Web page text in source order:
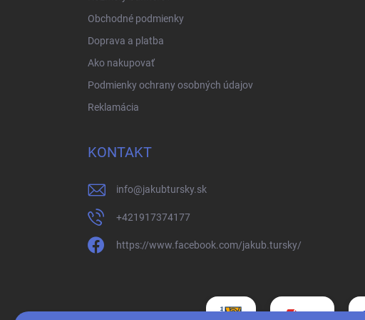
Obchodné podmienky
Doprava a platba
Ako nakupovať
Podmienky ochrany osobných údajov
Reklamácia
KONTAKT
info@jakubtursky.sk
+421917374177
https://www.facebook.com/jakub.tursky/